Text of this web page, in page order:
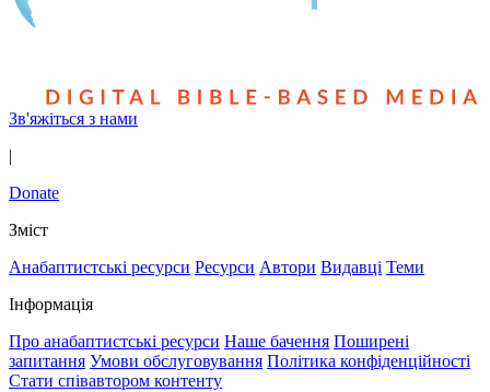
Зв'яжіться з нами
|
Donate
Зміст
Анабаптистські ресурси Ресурси Автори Видавці Теми
Інформація
Про анабаптистські ресурси Наше бачення Поширені
запитання Умови обслуговування Політика конфіденційності
Стати співавтором контенту